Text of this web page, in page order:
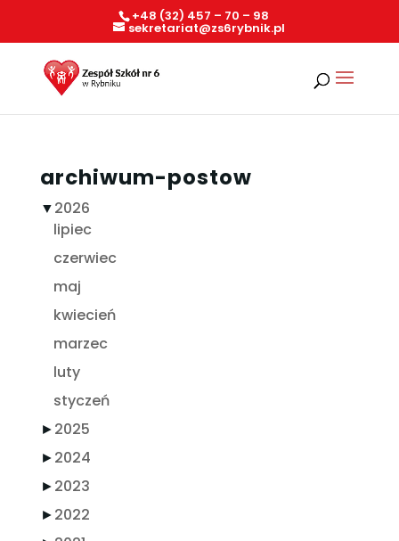
+48 (32) 457 – 70 – 98
sekretariat@zs6rybnik.pl
archiwum-postow
▼2026
lipiec
czerwiec
maj
kwiecień
marzec
luty
styczeń
►2025
►2024
►2023
►2022